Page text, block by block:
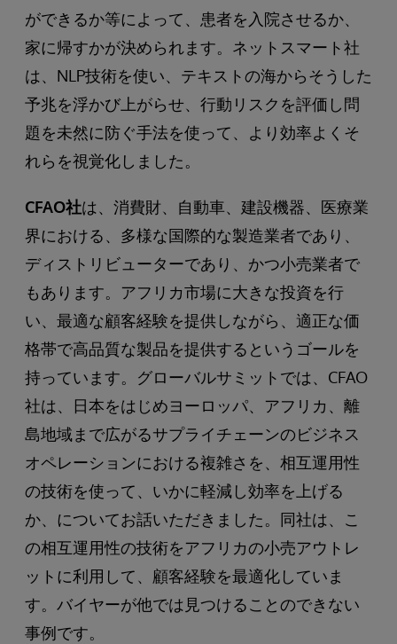
ができるか等によって、患者を入院させるか、
家に帰すかが決められます。ネットスマート社
は、NLP技術を使い、テキストの海からそうした
予兆を浮かび上がらせ、行動リスクを評価し問
題を未然に防ぐ手法を使って、より効率よくそ
れらを視覚化しました。
CFAO社は、消費財、自動車、建設機器、医療業
界における、多様な国際的な製造業者であり、
ディストリビューターであり、かつ小売業者で
もあります。アフリカ市場に大きな投資を行
い、最適な顧客経験を提供しながら、適正な価
格帯で高品質な製品を提供するというゴールを
持っています。グローバルサミットでは、CFAO
社は、日本をはじめヨーロッパ、アフリカ、離
島地域まで広がるサプライチェーンのビジネス
オペレーションにおける複雑さを、相互運用性
の技術を使って、いかに軽減し効率を上げる
か、についてお話いただきました。同社は、こ
の相互運用性の技術をアフリカの小売アウトレ
ットに利用して、顧客経験を最適化していま
す。バイヤーが他では見つけることのできない
事例です。